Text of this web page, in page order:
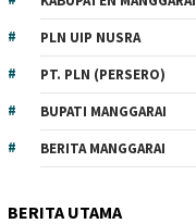
PLN UIP NUSRA
PT. PLN (PERSERO)
BUPATI MANGGARAI
BERITA MANGGARAI
BERITA UTAMA